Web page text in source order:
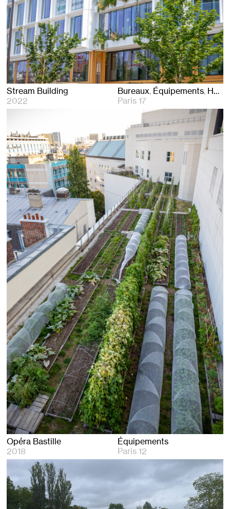
Stream Building
2022
Bureaux Équipements Hôtels
Paris 17
Opéra Bastille
2018
Équipements
Paris 12